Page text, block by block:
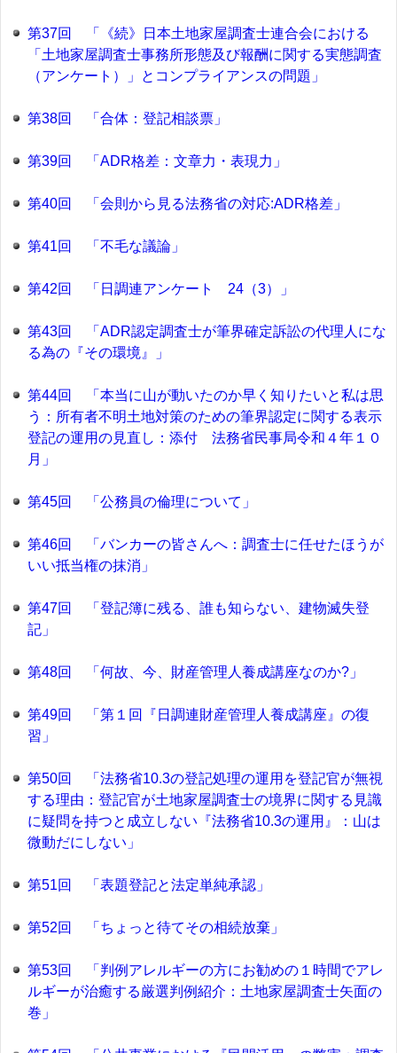
第37回 「《続》日本土地家屋調査士連合会における
「土地家屋調査士事務所形態及び報酬に関する実態調査
（アンケート）」とコンプライアンスの問題」
第38回 「合体：登記相談票」
第39回 「ADR格差：文章力・表現力」
第40回 「会則から見る法務省の対応:ADR格差」
第41回 「不毛な議論」
第42回 「日調連アンケート 24（3）」
第43回 「ADR認定調査士が筆界確定訴訟の代理人にな
る為の『その環境』」
第44回 「本当に山が動いたのか早く知りたいと私は思
う：所有者不明土地対策のための筆界認定に関する表示
登記の運用の見直し：添付 法務省民事局令和４年１０
月」
第45回 「公務員の倫理について」
第46回 「バンカーの皆さんへ：調査士に任せたほうが
いい抵当権の抹消」
第47回 「登記簿に残る、誰も知らない、建物滅失登
記」
第48回 「何故、今、財産管理人養成講座なのか?」
第49回 「第１回『日調連財産管理人養成講座』の復
習」
第50回 「法務省10.3の登記処理の運用を登記官が無視
する理由：登記官が土地家屋調査士の境界に関する見識
に疑問を持つと成立しない『法務省10.3の運用』：山は
微動だにしない」
第51回 「表題登記と法定単純承認」
第52回 「ちょっと待てその相続放棄」
第53回 「判例アレルギーの方にお勧めの１時間でアレ
ルギーが治癒する厳選判例紹介：土地家屋調査士矢面の
巻」